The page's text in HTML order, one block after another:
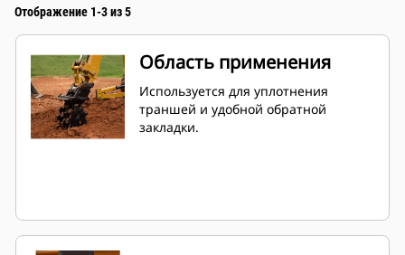
Отображение 1-3 из 5
Область применения
Используется для уплотнения
траншей и удобной обратной
закладки.